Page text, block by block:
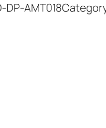
DP-AMT018